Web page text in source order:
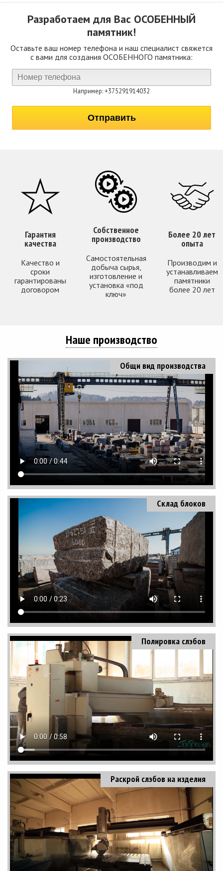
Разработаем для Вас ОСОБЕННЫЙ
памятник!
Оставьте ваш номер телефона и наш специалист свяжется
с вами для создания ОСОБЕННОГО памятника:
Например: +375291914032
Гарантия
качества
Качество и
сроки
гарантированы
договором
Собственное
производство
Самостоятельная
добыча сырья,
изготовление и
установка «под
ключ»
Более 20 лет
опыта
Производим и
устанавливаем
памятники
более 20 лет
Наше производство
Общи вид производства
Склад блоков
Полировка слэбов
Раскрой слэбов на изделия